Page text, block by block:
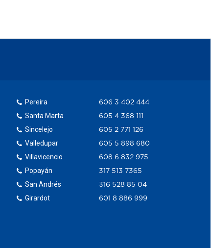
Pereira
Santa Marta
Sincelejo
Valledupar
Villavicencio
Popayán
San Andrés
Girardot
606 3 402 444
605 4 368 111
605 2 771 126
605 5 898 680
608 6 832 975
317 513 7365
316 528 85 04
601 8 886 999